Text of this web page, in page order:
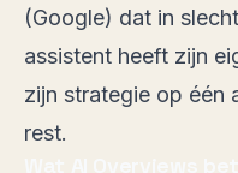
(Google) dat in
assistent heeft zijn
zijn strategie op één
rest.